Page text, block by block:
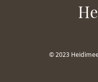
© 2023